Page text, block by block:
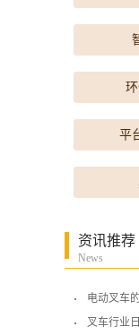
平
资讯推荐
News
电动叉车
叉车行业